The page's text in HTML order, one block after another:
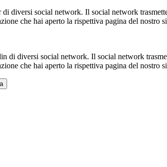
diversi social network. Il social network
che hai aperto la rispettiva pagina del nostro
di diversi social network. Il social network
che hai aperto la rispettiva pagina del nostro